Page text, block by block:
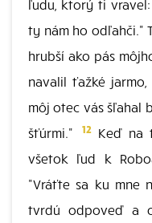
ľudu, ktorý ti
ty nám ho odľahči."
hrubší ako pás
navalil ťažké
môj otec vás šľahal
šťúrmi."
12Keď na
všetok ľud k
"Vráťte sa ku mne
tvrdú odpoveď a